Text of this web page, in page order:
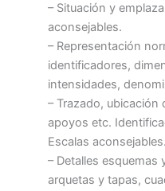
– Situación y
aconsejables.
– Representación
identificadores,
intensidades,
– Trazado, ubicación
apoyos etc.
Escalas aconsejables.
– Detalles esquemas
arquetas y tapas,